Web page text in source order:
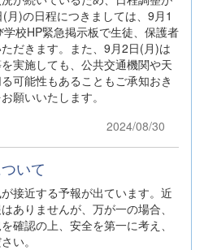
月)の日程につきましては、9月1
校HP緊急掲示板で生徒、保護者
だきます。また、9月2日(月)は
実施しても、公共交通機関や天
可能性もあることもご承知おき
願いいたします。
2024/08/30
いて
接近する予報が出ています。近
ありませんが、万が一の場合、
確認の上、安全を第一に考え、
い。